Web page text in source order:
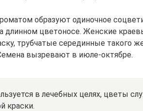
образуют одиночное
длинном цветоносе. Женские
трубчатые серединные такого
вызревают в июле-октябре.
в лечебных целях, цветы
краски.